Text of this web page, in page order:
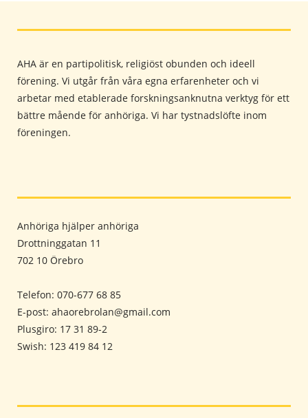
AHA är en partipolitisk, religiöst obunden och ideell
förening. Vi utgår från våra egna erfarenheter och vi
arbetar med etablerade forskningsanknutna verktyg för ett
bättre mående för anhöriga. Vi har tystnadslöfte inom
föreningen.
Anhöriga hjälper anhöriga
Drottninggatan 11
702 10 Örebro
Telefon: 070-677 68 85
E-post: ahaorebrolan@gmail.com
Plusgiro: 17 31 89-2
Swish: 123 419 84 12